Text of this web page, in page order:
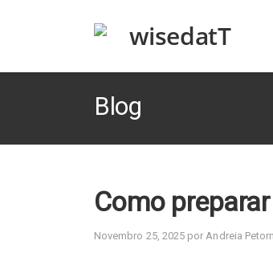
Blog
Como
Novembro 25, 2025 por Andreia